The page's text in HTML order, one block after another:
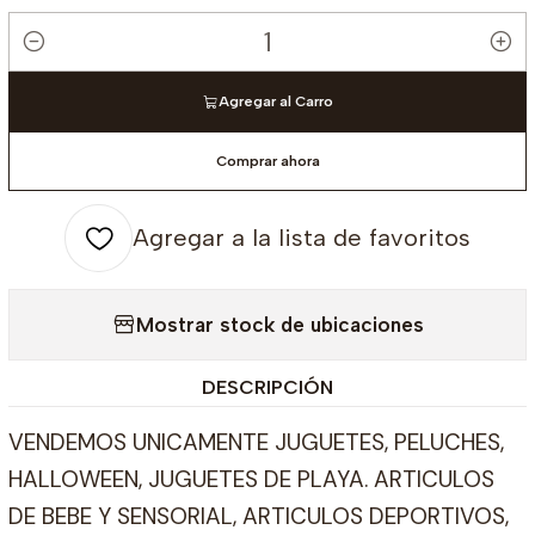
Cantidad
Agregar al Carro
Comprar ahora
Agregar a la lista de favoritos
Mostrar stock de ubicaciones
DESCRIPCIÓN
VENDEMOS UNICAMENTE JUGUETES, PELUCHES,
HALLOWEEN, JUGUETES DE PLAYA. ARTICULOS
DE BEBE Y SENSORIAL, ARTICULOS DEPORTIVOS,